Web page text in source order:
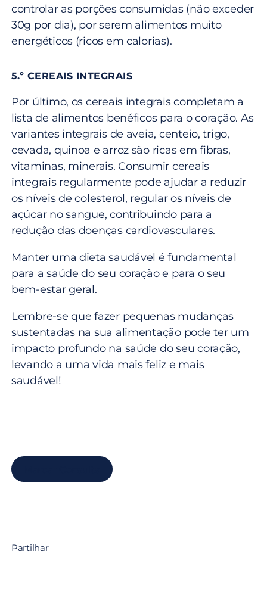
controlar as porções consumidas (não exceder
30g por dia), por serem alimentos muito
energéticos (ricos em calorias).
5.º CEREAIS INTEGRAIS
Por último, os cereais integrais completam a
lista de alimentos benéficos ​​para o coração. As
variantes integrais de aveia, centeio, trigo,
cevada, quinoa e arroz são ricas em fibras,
vitaminas, minerais. Consumir cereais
integrais regularmente pode ajudar a reduzir
os níveis de colesterol, regular os níveis de
açúcar no sangue, contribuindo para a
redução das doenças cardiovasculares.
Manter uma dieta saudável é fundamental
para a saúde do seu coração e para o seu
bem-estar geral.
Lembre-se que fazer pequenas mudanças
sustentadas ​​na sua alimentação pode ter um
impacto profundo na saúde do seu coração,
levando a uma vida mais feliz e mais
saudável!
Partilhar